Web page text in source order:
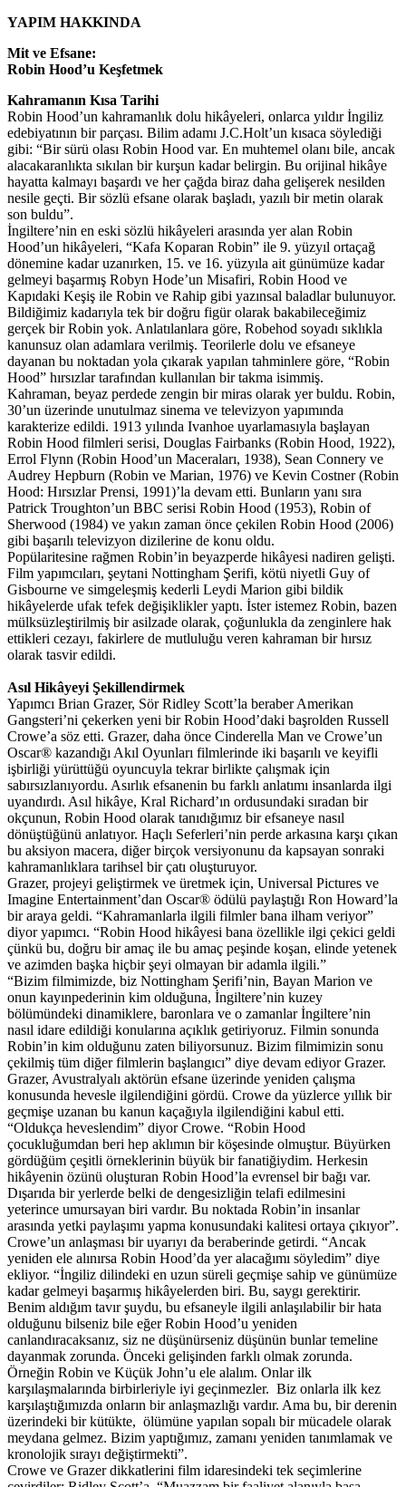
YAPIM HAKKINDA
Mit ve Efsane:
Robin Hood’u Keşfetmek
Kahramanın Kısa Tarihi
Robin Hood’un kahramanlık dolu hikâyeleri, onlarca yıldır İngiliz
edebiyatının bir parçası. Bilim adamı J.C.Holt’un kısaca söylediği
gibi: “Bir sürü olası Robin Hood var. En muhtemel olanı bile, ancak
alacakaranlıkta sıkılan bir kurşun kadar belirgin. Bu orijinal hikâye
hayatta kalmayı başardı ve her çağda biraz daha gelişerek nesilden
nesile geçti. Bir sözlü efsane olarak başladı, yazılı bir metin olarak
son buldu”.
İngiltere’nin en eski sözlü hikâyeleri arasında yer alan Robin
Hood’un hikâyeleri, “Kafa Koparan Robin” ile 9. yüzyıl ortaçağ
dönemine kadar uzanırken, 15. ve 16. yüzyıla ait günümüze kadar
gelmeyi başarmış Robyn Hode’un Misafiri, Robin Hood ve
Kapıdaki Keşiş ile Robin ve Rahip gibi yazınsal baladlar bulunuyor.
Bildiğimiz kadarıyla tek bir doğru figür olarak bakabileceğimiz
gerçek bir Robin yok. Anlatılanlara göre, Robehod soyadı sıklıkla
kanunsuz olan adamlara verilmiş. Teorilerle dolu ve efsaneye
dayanan bu noktadan yola çıkarak yapılan tahminlere göre, “Robin
Hood” hırsızlar tarafından kullanılan bir takma isimmiş.
Kahraman, beyaz perdede zengin bir miras olarak yer buldu. Robin,
30’un üzerinde unutulmaz sinema ve televizyon yapımında
karakterize edildi. 1913 yılında Ivanhoe uyarlamasıyla başlayan
Robin Hood filmleri serisi, Douglas Fairbanks (Robin Hood, 1922),
Errol Flynn (Robin Hood’un Maceraları, 1938), Sean Connery ve
Audrey Hepburn (Robin ve Marian, 1976) ve Kevin Costner (Robin
Hood: Hırsızlar Prensi, 1991)’la devam etti. Bunların yanı sıra
Patrick Troughton’un BBC serisi Robin Hood (1953), Robin of
Sherwood (1984) ve yakın zaman önce çekilen Robin Hood (2006)
gibi başarılı televizyon dizilerine de konu oldu.
Popülaritesine rağmen Robin’in beyazperde hikâyesi nadiren gelişti.
Film yapımcıları, şeytani Nottingham Şerifi, kötü niyetli Guy of
Gisbourne ve simgeleşmiş kederli Leydi Marion gibi bildik
hikâyelerde ufak tefek değişiklikler yaptı. İster istemez Robin, bazen
mülksüzleştirilmiş bir asilzade olarak, çoğunlukla da zenginlere hak
ettikleri cezayı, fakirlere de mutluluğu veren kahraman bir hırsız
olarak tasvir edildi.
Asıl Hikâyeyi Şekillendirmek
Yapımcı Brian Grazer, Sör Ridley Scott’la beraber Amerikan
Gangsteri’ni çekerken yeni bir Robin Hood’daki başrolden Russell
Crowe’a söz etti. Grazer, daha önce Cinderella Man ve Crowe’un
Oscar® kazandığı Akıl Oyunları filmlerinde iki başarılı ve keyifli
işbirliği yürüttüğü oyuncuyla tekrar birlikte çalışmak için
sabırsızlanıyordu. Asırlık efsanenin bu farklı anlatımı insanlarda ilgi
uyandırdı. Asıl hikâye, Kral Richard’ın ordusundaki sıradan bir
okçunun, Robin Hood olarak tanıdığımız bir efsaneye nasıl
dönüştüğünü anlatıyor. Haçlı Seferleri’nin perde arkasına karşı çıkan
bu aksiyon macera, diğer birçok versiyonunu da kapsayan sonraki
kahramanlıklara tarihsel bir çatı oluşturuyor.
Grazer, projeyi geliştirmek ve üretmek için, Universal Pictures ve
Imagine Entertainment’dan Oscar® ödülü paylaştığı Ron Howard’la
bir araya geldi. “Kahramanlarla ilgili filmler bana ilham veriyor”
diyor yapımcı. “Robin Hood hikâyesi bana özellikle ilgi çekici geldi
çünkü bu, doğru bir amaç ile bu amaç peşinde koşan, elinde yetenek
ve azimden başka hiçbir şeyi olmayan bir adamla ilgili.”
“Bizim filmimizde, biz Nottingham Şerifi’nin, Bayan Marion ve
onun kayınpederinin kim olduğuna, İngiltere’nin kuzey
bölümündeki dinamiklere, baronlara ve o zamanlar İngiltere’nin
nasıl idare edildiği konularına açıklık getiriyoruz. Filmin sonunda
Robin’in kim olduğunu zaten biliyorsunuz. Bizim filmimizin sonu
çekilmiş tüm diğer filmlerin başlangıcı” diye devam ediyor Grazer.
Grazer, Avustralyalı aktörün efsane üzerinde yeniden çalışma
konusunda hevesle ilgilendiğini gördü. Crowe da yüzlerce yıllık bir
geçmişe uzanan bu kanun kaçağıyla ilgilendiğini kabul etti.
“Oldukça heveslendim” diyor Crowe. “Robin Hood
çocukluğumdan beri hep aklımın bir köşesinde olmuştur. Büyürken
gördüğüm çeşitli örneklerinin büyük bir fanatiğiydim. Herkesin
hikâyenin özünü oluşturan Robin Hood’la evrensel bir bağı var.
Dışarıda bir yerlerde belki de dengesizliğin telafi edilmesini
yeterince umursayan biri vardır. Bu noktada Robin’in insanlar
arasında yetki paylaşımı yapma konusundaki kalitesi ortaya çıkıyor”.
Crowe’un anlaşması bir uyarıyı da beraberinde getirdi. “Ancak
yeniden ele alınırsa Robin Hood’da yer alacağımı söyledim” diye
ekliyor. “İngiliz dilindeki en uzun süreli geçmişe sahip ve günümüze
kadar gelmeyi başarmış hikâyelerden biri. Bu, saygı gerektirir.
Benim aldığım tavır şuydu, bu efsaneyle ilgili anlaşılabilir bir hata
olduğunu bilseniz bile eğer Robin Hood’u yeniden
canlandıracaksanız, siz ne düşünürseniz düşünün bunlar temeline
dayanmak zorunda. Önceki gelişinden farklı olmak zorunda.
Örneğin Robin ve Küçük John’u ele alalım. Onlar ilk
karşılaşmalarında birbirleriyle iyi geçinmezler. Biz onlarla ilk kez
karşılaştığımızda onların bir anlaşmazlığı vardır. Ama bu, bir derenin
üzerindeki bir kütükte, ölümüne yapılan sopalı bir mücadele olarak
meydana gelmez. Bizim yaptığımız, zamanı yeniden tanımlamak ve
kronolojik sırayı değiştirmekti”.
Crowe ve Grazer dikkatlerini film idaresindeki tek seçimlerine